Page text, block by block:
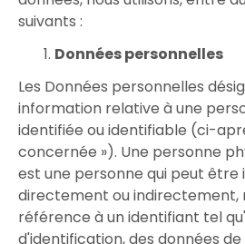
suivants :
Données personnelles
Les Données personnelles
information relative à une
identifiée ou identifiable (ci-
concernée »). Une personne
est une personne qui peut être
directement ou
référence à un identifiant tel
d'identification, des données